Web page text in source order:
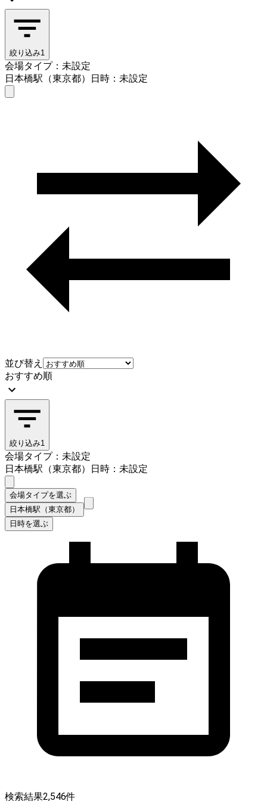
絞り込み1
会場タイプ：未設定
日本橋駅（東京都）
日時：未設定
並び替え
おすすめ順
絞り込み1
会場タイプ：未設定
日本橋駅（東京都）
日時：未設定
会場タイプを選ぶ
日本橋駅（東京都）
日時を選ぶ
検索結果2,546件